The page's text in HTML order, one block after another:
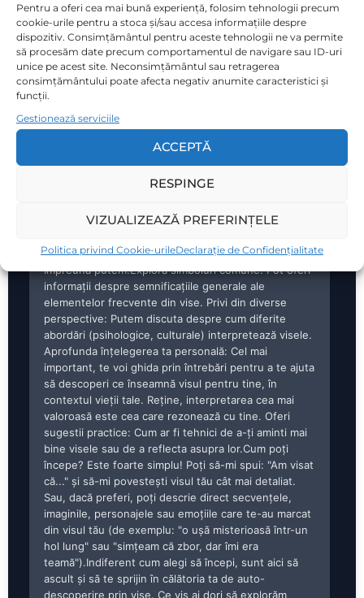
Pentru a oferi cea mai bună experiență, folosim tehnologii precum
cookie-urile pentru a stoca și/sau accesa informațiile despre
dispozitiv. Consimțământul pentru aceste tehnologii ne va permite
să procesăm date precum comportamentul de navigare sau ID-uri
unice pe acest site. Neconsimțământul sau retragerea
consimțământului poate afecta negativ anumite caracteristici și
funcții.
Gestionează serviciile
ACCEPTĂ
RESPINGE
VIZUALIZEAZĂ PREFERINȚELE
Politica privind Cookie-urileDeclarație de Confidențialitate